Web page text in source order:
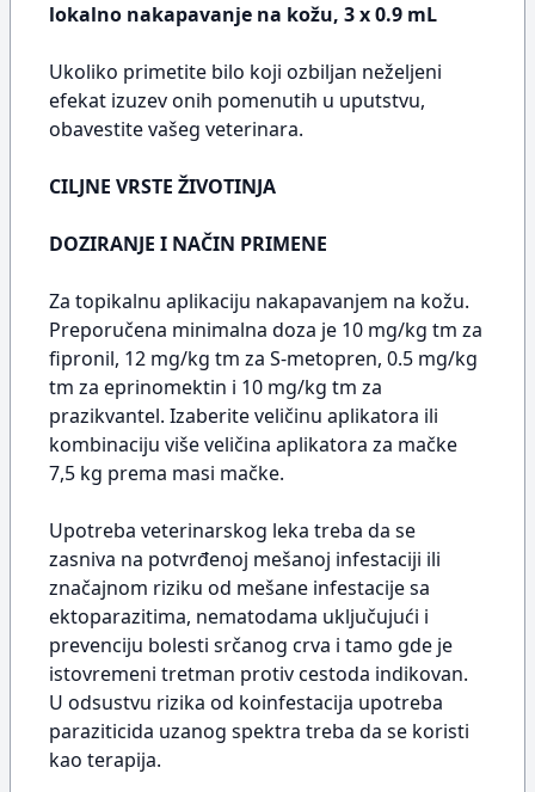
lokalno nakapavanje na kožu, 3 x 0.9 mL
Ukoliko primetite bilo koji ozbiljan neželjeni
efekat izuzev onih pomenutih u uputstvu,
obavestite vašeg veterinara.
CILJNE VRSTE ŽIVOTINJA
DOZIRANJE I NAČIN PRIMENE
Za topikalnu aplikaciju nakapavanjem na kožu.
Preporučena minimalna doza je 10 mg/kg tm za
fipronil, 12 mg/kg tm za S-metopren, 0.5 mg/kg
tm za eprinomektin i 10 mg/kg tm za
prazikvantel. Izaberite veličinu aplikatora ili
kombinaciju više veličina aplikatora za mačke
7,5 kg prema masi mačke.
Upotreba veterinarskog leka treba da se
zasniva na potvrđenoj mešanoj infestaciji ili
značajnom riziku od mešane infestacije sa
ektoparazitima, nematodama uključujući i
prevenciju bolesti srčanog crva i tamo gde je
istovremeni tretman protiv cestoda indikovan.
U odsustvu rizika od koinfestacija upotreba
paraziticida uzanog spektra treba da se koristi
kao terapija.